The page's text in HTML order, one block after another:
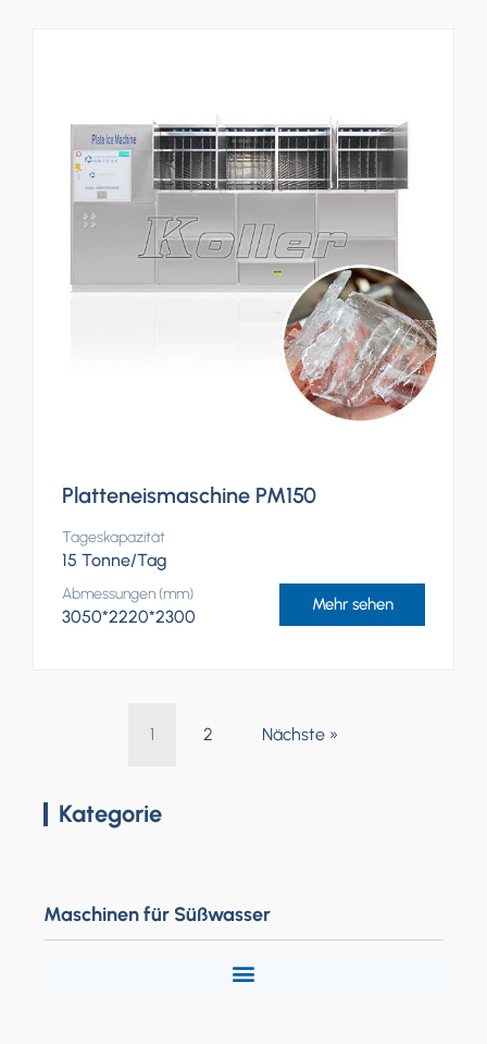
Kategorie
Maschinen für Süßwasser
Platteneismaschine PM150
Tageskapazität
15 Tonne/Tag
Abmessungen (mm)
3050*2220*2300
Mehr sehen
1 2 Nächste »